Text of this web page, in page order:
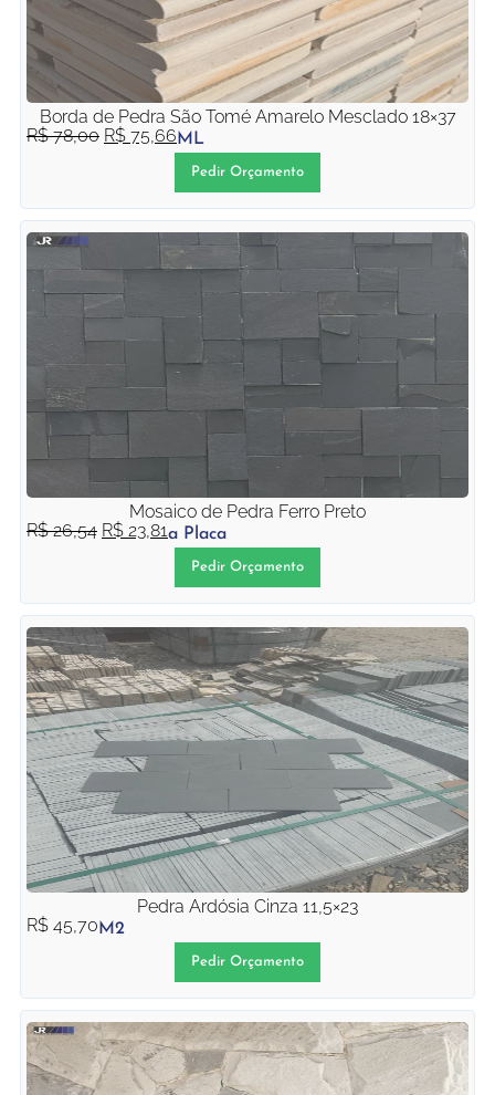
Borda de Pedra São Tomé Amarelo Mesclado 18×37
R$78,00 R$ 75,66ML
Pedir Orçamento
Mosaico de Pedra Ferro Preto
R$26,54 R$ 23,81a Placa
Pedir Orçamento
Pedra Ardósia Cinza 11,5×23
R$ 45,70M2
Pedir Orçamento